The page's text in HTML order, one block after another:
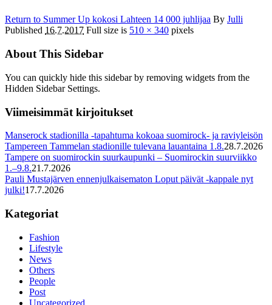
Return to Summer Up kokosi Lahteen 14 000 juhlijaa By Julli
Published 16.7.2017 Full size is 510 × 340 pixels
About This Sidebar
You can quickly hide this sidebar by removing widgets from the
Hidden Sidebar Settings.
Viimeisimmät kirjoitukset
Manserock stadionilla -tapahtuma kokoaa suomirock- ja raviyleisön
Tampereen Tammelan stadionille tulevana lauantaina 1.8.28.7.2026
Tampere on suomirockin suurkaupunki – Suomirockin suurviikko
1.–9.8.21.7.2026
Pauli Mustajärven ennenjulkaisematon Loput päivät -kappale nyt
julki!17.7.2026
Kategoriat
Fashion
Lifestyle
News
Others
People
Post
Uncategorized